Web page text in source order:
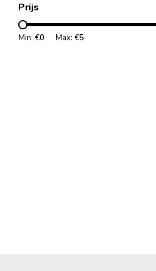
Prijs
Min: €0 Max: €5